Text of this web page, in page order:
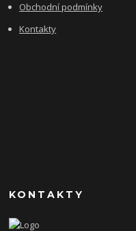
Obchodní podmínky
Kontakty
KONTAKTY